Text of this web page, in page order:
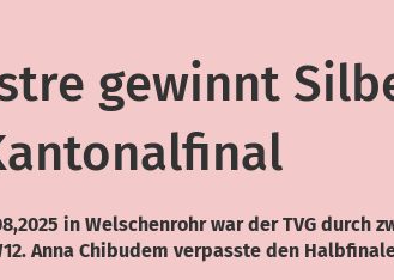
gewinnt
in Welschenrohr war der TVG durch
Anna Chibudem verpasste den